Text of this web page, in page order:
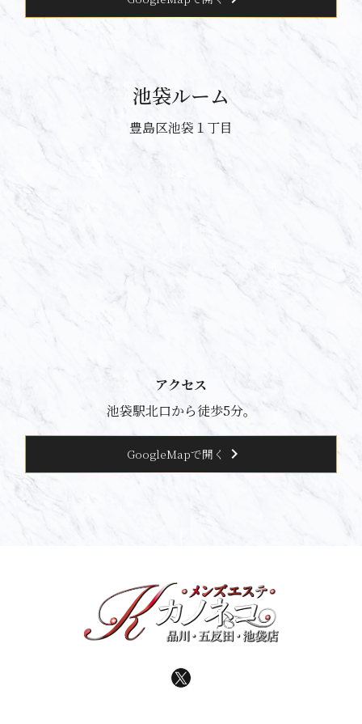
池袋ルーム
豊島区池袋１丁目
アクセス
池袋駅北口から徒歩5分。
GoogleMapで開く chevron_right